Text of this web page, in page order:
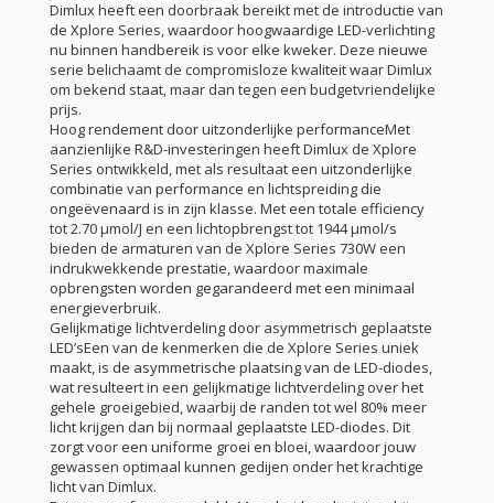
Dimlux heeft een doorbraak bereikt met de introductie van
de Xplore Series, waardoor hoogwaardige LED-verlichting
nu binnen handbereik is voor elke kweker. Deze nieuwe
serie belichaamt de compromisloze kwaliteit waar Dimlux
om bekend staat, maar dan tegen een budgetvriendelijke
prijs.
Hoog rendement door uitzonderlijke performanceMet
aanzienlijke R&D-investeringen heeft Dimlux de Xplore
Series ontwikkeld, met als resultaat een uitzonderlijke
combinatie van performance en lichtspreiding die
ongeëvenaard is in zijn klasse. Met een totale efficiency
tot 2.70 µmol/J en een lichtopbrengst tot 1944 µmol/s
bieden de armaturen van de Xplore Series 730W een
indrukwekkende prestatie, waardoor maximale
opbrengsten worden gegarandeerd met een minimaal
energieverbruik.
Gelijkmatige lichtverdeling door asymmetrisch geplaatste
LED’sEen van de kenmerken die de Xplore Series uniek
maakt, is de asymmetrische plaatsing van de LED-diodes,
wat resulteert in een gelijkmatige lichtverdeling over het
gehele groeigebied, waarbij de randen tot wel 80% meer
licht krijgen dan bij normaal geplaatste LED-diodes. Dit
zorgt voor een uniforme groei en bloei, waardoor jouw
gewassen optimaal kunnen gedijen onder het krachtige
licht van Dimlux.